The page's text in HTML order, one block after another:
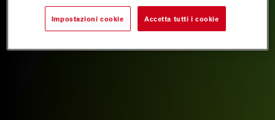
Impostazioni cookie Accetta tutti i cookie